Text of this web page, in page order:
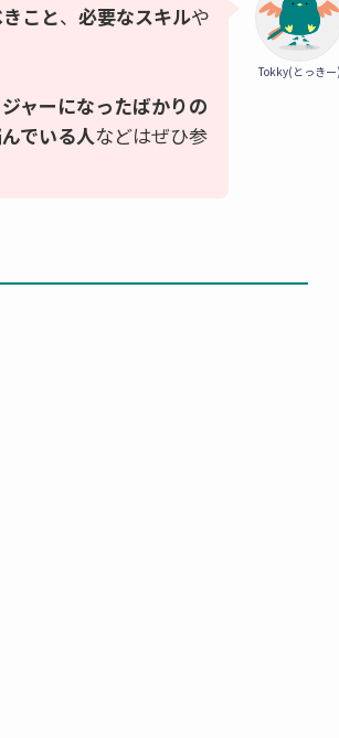
Tokky(とっき
こと、 必要なスキルや
ャーになったばかりの
でいる人などはぜひ参